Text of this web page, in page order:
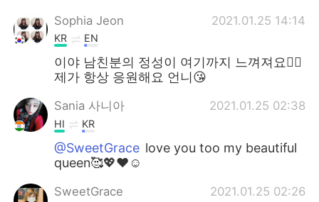
Sophia Jeon 2021.01.25 14:14
KR EN
이야 남친분의 정성이 여기까지 느껴져요👍🏻
제가 항상 응원해요 언니😘
Sania 사니아 2021.01.25 02:38
HI KR
@SweetGrace love you too my beautiful
queen🥰💖❤️☺️
SweetGrace 2021.01.25 02:26